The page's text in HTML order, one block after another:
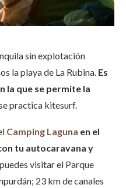
sin explotación
la playa de La Rubina. Es
la que se permite la
practica kitesurf.
Camping Laguna en el
tu autocaravana y
visitar el Parque
23 km de canales